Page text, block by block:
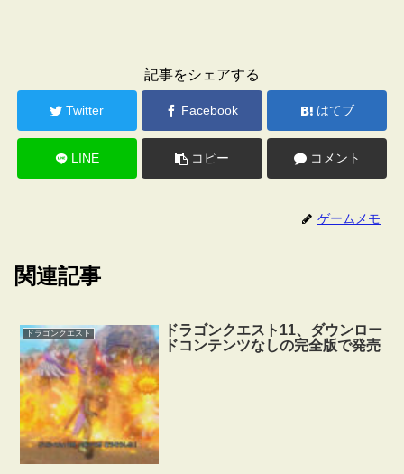
記事をシェアする
Twitter Facebook はてブ
LINE コピー コメント
ゲームメモ
関連記事
ドラゴンクエスト
ドラゴンクエスト11、ダウンロー
ドコンテンツなしの完全版で発売